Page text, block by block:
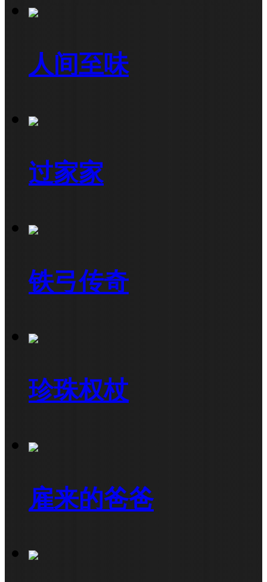
人间至味
过家家
铁弓传奇
珍珠权杖
雇来的爸爸